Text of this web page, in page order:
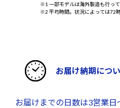
※1 一部モデルは海外製造も行って
※2 平均時間。状況によっては72
お届け納期につ
お届けまでの日数は3営業